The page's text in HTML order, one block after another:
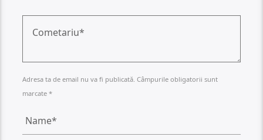
Adresa ta de email nu va fi publicată. Câmpurile obligatorii sunt
marcate *